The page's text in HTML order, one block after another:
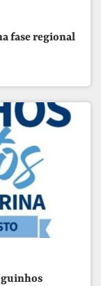
fase regional